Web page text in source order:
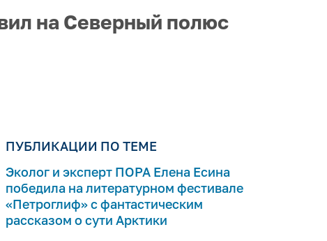
на Северный полюс
ПУБЛИКАЦИИ ПО ТЕМЕ
Эколог и эксперт ПОРА Елена Есина
победила на литературном фестивале
«Петроглиф» с фантастическим
рассказом о сути Арктики